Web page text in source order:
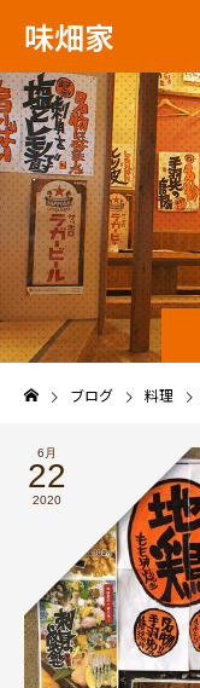
味畑家
ブログ 料理
6月
22
2020